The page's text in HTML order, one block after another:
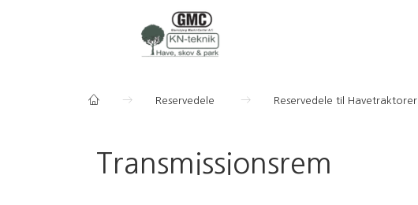
Reservedele Reservedele til Havetraktorer
Transmissionsrem